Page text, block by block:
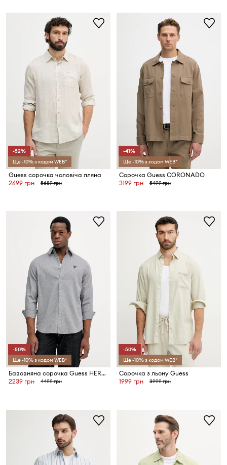
-52%
Ще -10% з кодом WEB*
Guess сорочка чоловіча лляна
2699 грн
5689 грн
-41%
Ще -10% з кодом WEB*
Сорочка Guess CORONADO
3199 грн
5499 грн
-50%
Ще -10% з кодом WEB*
Бавовняна сорочка Guess HERRINGBONE
2239 грн
4499 грн
-50%
Ще -10% з кодом WEB*
Сорочка з льону Guess
1999 грн
3999 грн